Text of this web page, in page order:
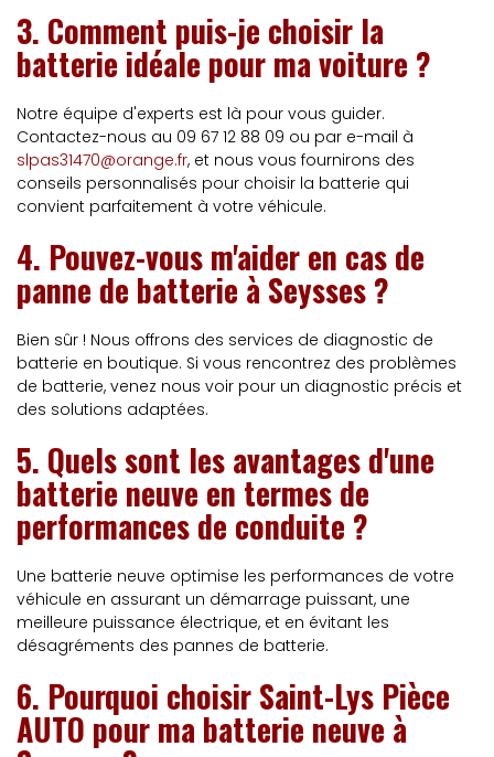
3. Comment puis-je choisir la
batterie idéale pour ma voiture ?
Notre équipe d'experts est là pour vous guider.
Contactez-nous au 09 67 12 88 09 ou par e-mail à
slpas31470@orange.fr, et nous vous fournirons des
conseils personnalisés pour choisir la batterie qui
convient parfaitement à votre véhicule.
4. Pouvez-vous m'aider en cas de
panne de batterie à Seysses ?
Bien sûr ! Nous offrons des services de diagnostic de
batterie en boutique. Si vous rencontrez des problèmes
de batterie, venez nous voir pour un diagnostic précis et
des solutions adaptées.
5. Quels sont les avantages d'une
batterie neuve en termes de
performances de conduite ?
Une batterie neuve optimise les performances de votre
véhicule en assurant un démarrage puissant, une
meilleure puissance électrique, et en évitant les
désagréments des pannes de batterie.
6. Pourquoi choisir Saint-Lys Pièce
AUTO pour ma batterie neuve à